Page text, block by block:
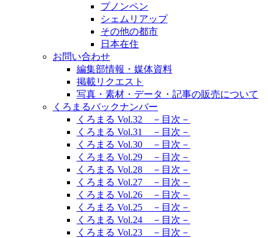
プノンペン
シェムリアップ
その他の都市
日本在住
お問い合わせ
編集部情報・媒体資料
掲載リクエスト
写真・素材・データ・記事の販売について
くろまるバックナンバー
くろまる Vol.32 －目次－
くろまる Vol.31 －目次－
くろまる Vol.30 －目次－
くろまる Vol.29 －目次－
くろまる Vol.28 －目次－
くろまる Vol.27 －目次－
くろまる Vol.26 －目次－
くろまる Vol.25 －目次－
くろまる Vol.24 －目次－
くろまる Vol.23 －目次－